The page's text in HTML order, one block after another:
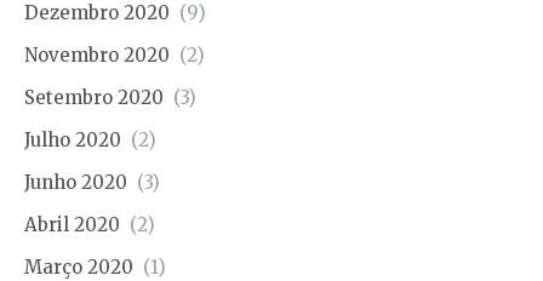
Dezembro 2020 (9)
Novembro 2020 (2)
Setembro 2020 (3)
Julho 2020 (2)
Junho 2020 (3)
Abril 2020 (2)
Março 2020 (1)